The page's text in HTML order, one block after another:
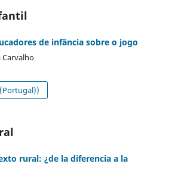
de infância sobre o jogo
Carvalho
rural: ¿de la diferencia a la